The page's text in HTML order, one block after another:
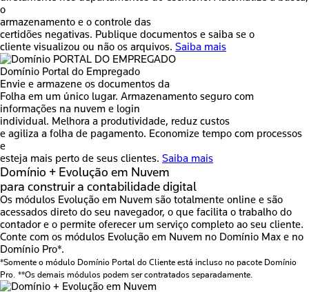
o
armazenamento e o controle das
certidões negativas. Publique documentos e saiba se o
cliente visualizou ou não os arquivos. Saiba mais
Domínio Portal do Empregado
Envie e armazene os documentos da
Folha em um único lugar. Armazenamento seguro com
informações na nuvem e login
individual. Melhora a produtividade, reduz custos
e agiliza a folha de pagamento. Economize tempo com processos
e
esteja mais perto de seus clientes. Saiba mais
Domínio + Evolução em Nuvem
para construira contabilidade digital
Os módulos Evolução em Nuvem são totalmente online e são
acessados direto do seu navegador, o que facilita o trabalho do
contador e o permite oferecer um serviço completo ao seu cliente.
Conte com os módulos Evolução em Nuvem no Domínio Max e no
Domínio Pro*.
*Somente o módulo Domínio Portal do Cliente está incluso no pacote Domínio
Pro. **Os demais módulos podem ser contratados separadamente.